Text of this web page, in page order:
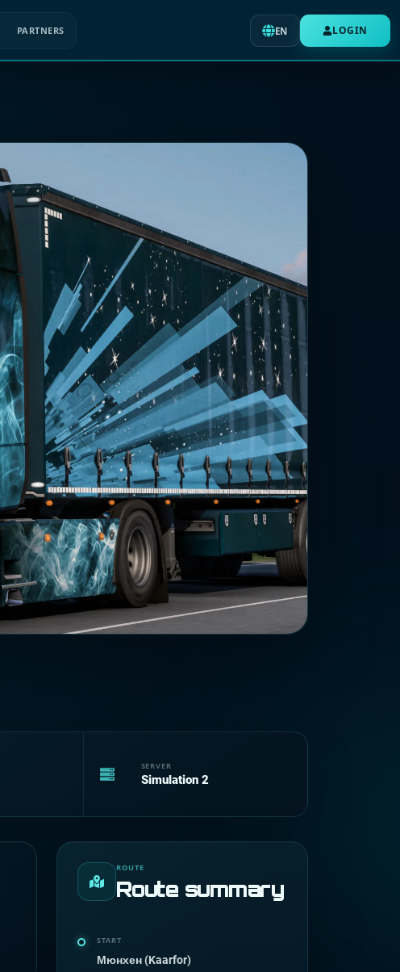
SERVER
Simulation 2
ROUTE
Route summary
START
Мюнхен (Kaarfor)
PARTNERS EN LOGIN